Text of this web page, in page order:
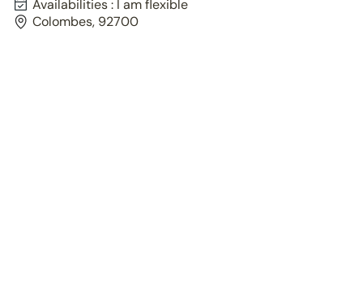
Availabilities : I am flexible
Colombes, 92700